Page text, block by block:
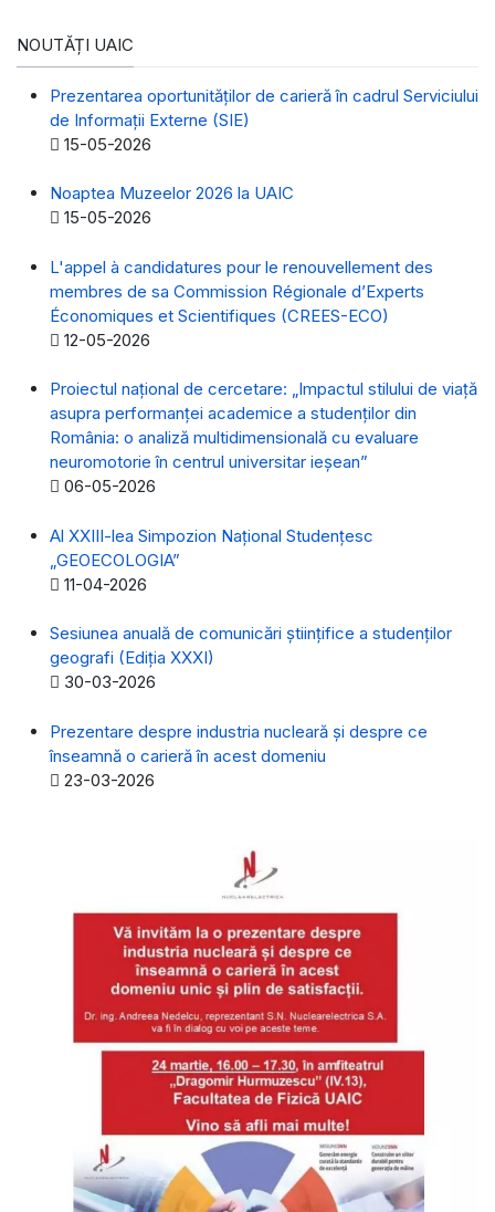
NOUTĂȚI UAIC
Prezentarea oportunităților de carieră în cadrul Serviciului
de Informații Externe (SIE)
Detalii
15-05-2026
Noaptea Muzeelor 2026 la UAIC
Detalii
15-05-2026
L'appel à candidatures pour le renouvellement des
membres de sa Commission Régionale d’Experts
Économiques et Scientifiques (CREES-ECO)
Detalii
12-05-2026
Proiectul național de cercetare: „Impactul stilului de viață
asupra performanței academice a studenților din
România: o analiză multidimensională cu evaluare
neuromotorie în centrul universitar ieșean”
Detalii
06-05-2026
Al XXIII-lea Simpozion Naţional Studenţesc
„GEOECOLOGIA”
Detalii
11-04-2026
Sesiunea anuală de comunicări științifice a studenților
geografi (Ediția XXXI)
Detalii
30-03-2026
Prezentare despre industria nucleară și despre ce
înseamnă o carieră în acest domeniu
Detalii
23-03-2026